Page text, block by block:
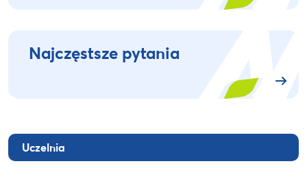
Uczelnia
Najczęstsze pytania